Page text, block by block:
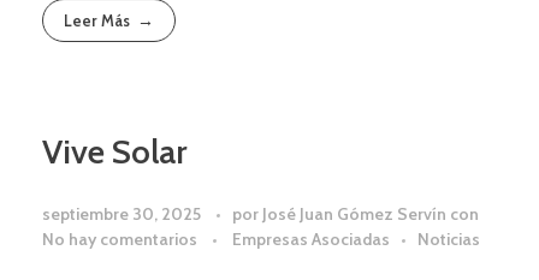
Leer Más
Vive Solar
septiembre 30, 2025 por José Juan Gómez Servín con
No hay comentarios
Empresas Asociadas Noticias